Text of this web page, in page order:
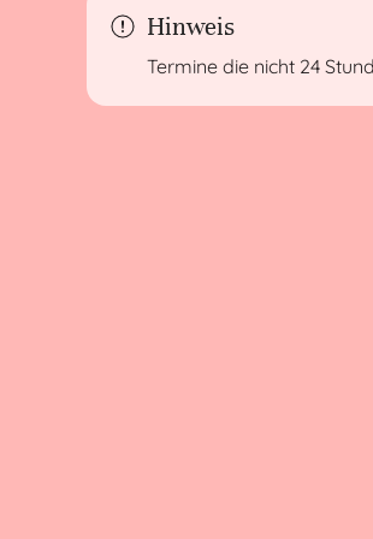
Hinweis
Termine die nicht 24